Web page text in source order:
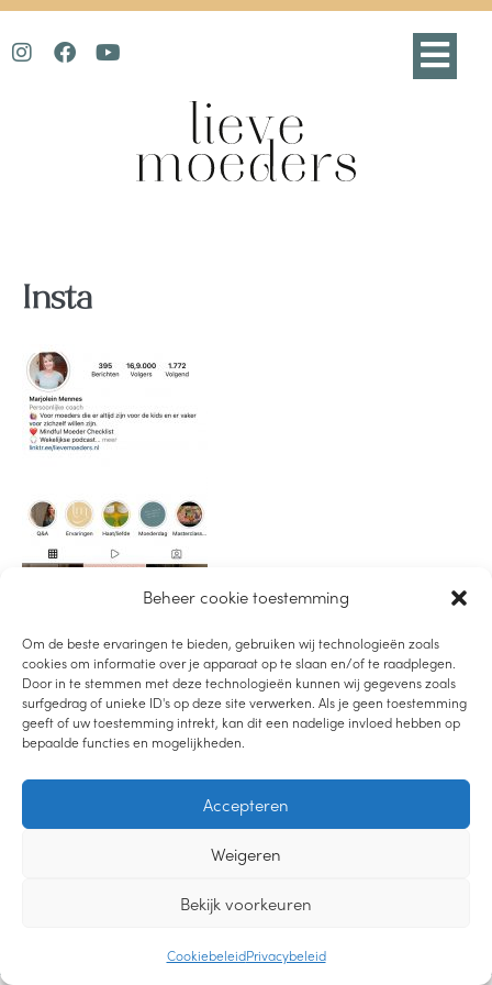
Beheer cookie toestemming
Om de beste ervaringen te bieden, gebruiken wij technologieën zoals
cookies om informatie over je apparaat op te slaan en/of te raadplegen.
Door in te stemmen met deze technologieën kunnen wij gegevens zoals
surfgedrag of unieke ID's op deze site verwerken. Als je geen toestemming
geeft of uw toestemming intrekt, kan dit een nadelige invloed hebben op
bepaalde functies en mogelijkheden.
Accepteren
Weigeren
Bekijk voorkeuren
CookiebeleidPrivacybeleid
Insta
LUISTER PODCAST
LEES DE BLOG
BEKIJK YOUTUBE